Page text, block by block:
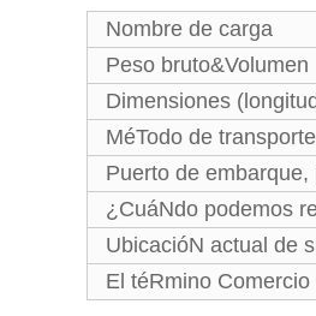
Nombre de carga
Peso bruto&Volumen
Dimensiones
MéTodo de
Puerto de
¿CuáNdo podemos
UbicacióN actual de
El téRmino Comercio